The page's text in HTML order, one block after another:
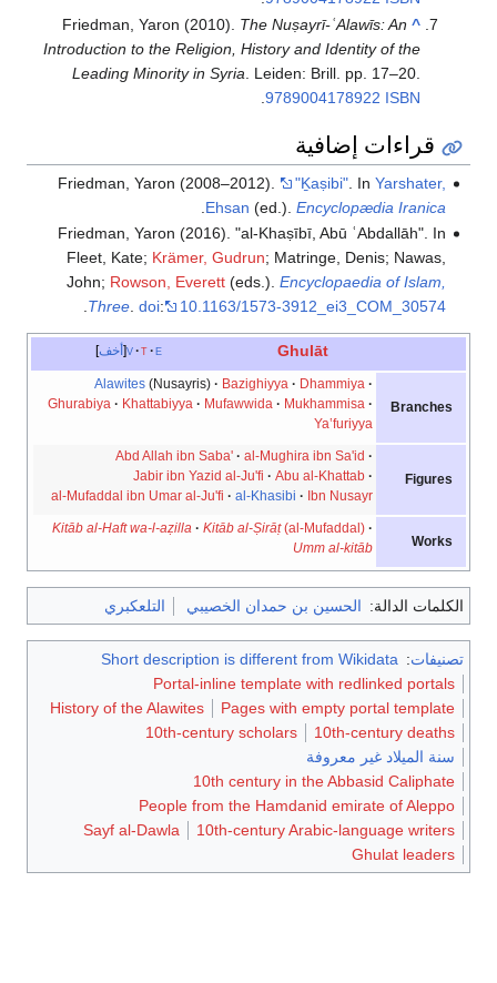
^
Friedman, Yaron (2010). The Nuṣayrī-ʿAlawīs: An
Introduction to the Religion, History and Identity of the
Leading Minority in Syria . Leiden: Brill. pp. 17–20.
ISBN
9789004178922
.
قراءات إضافية
Friedman, Yaron (2008–2012). "Ḵaṣibi". In Yarshater,
Ehsan (ed.). Encyclopædia Iranica
Friedman, Yaron (2016). "al-Khaṣībī, Abū ʿAbdallāh". In
Fleet, Kate; Krämer, Gudrun; Matringe, Denis; Nawas,
John; Rowson, Everett(eds.). Encyclopaedia of Islam,
Three. doi: 10.1163/1573-3912_ei3_COM_30574
.
أخف v t e Ghulāt
Branches
Alawites(Nusayris) Bazighiyya
Dhammiya
Ghurabiya
Khattabiyya Mufawwida
Mukhammisa
Yaʽfuriyya
Figures
Abd Allah ibn Saba'
al-Mughira ibn Sa'id
Jabir ibn Yazid al-Ju'fi
Abu al-Khattab
al-Mufaddal ibn Umar al-Ju'fi
al-Khasibi Ibn Nusayr
Works
Kitāb al-Haft wa-l-aẓilla Kitāb al-Ṣirāṭ(al-Mufaddal)
Umm al-kitāb
الكلمات الدالة: الحسين بن حمدان الخصيبي التلعكبري
تصنيفات:
Short description is different from Wikidata
Portal-inline template with redlinked portals
Pages with empty portal template
History of the Alawites
10th-century deaths
10th-century scholars
سنة الميلاد غير معروفة
10th century in the Abbasid Caliphate
People from the Hamdanid emirate of Aleppo
10th-century Arabic-language writers
Sayf al-Dawla
Ghulat leaders